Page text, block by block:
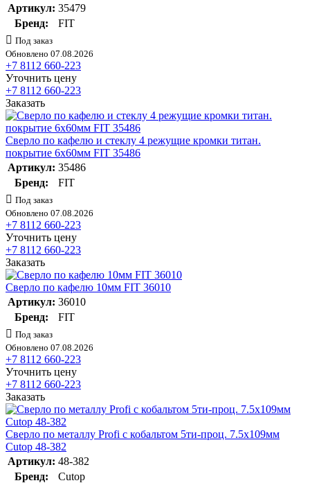
Артикул: 35479
Бренд:
FIT
Под заказ
Обновлено 07.08.2026
+7 8112 660-223
Уточнить цену
+7 8112 660-223
Заказать
Сверло по кафелю и стеклу 4 режущие кромки титан.
покрытие 6х60мм FIT 35486
Артикул: 35486
Бренд:
FIT
Под заказ
Обновлено 07.08.2026
+7 8112 660-223
Уточнить цену
+7 8112 660-223
Заказать
Сверло по кафелю 10мм FIT 36010
Артикул: 36010
Бренд:
FIT
Под заказ
Обновлено 07.08.2026
+7 8112 660-223
Уточнить цену
+7 8112 660-223
Заказать
Сверло по металлу Profi с кобальтом 5ти-проц. 7.5х109мм
Cutop 48-382
Артикул: 48-382
Бренд:
Cutop